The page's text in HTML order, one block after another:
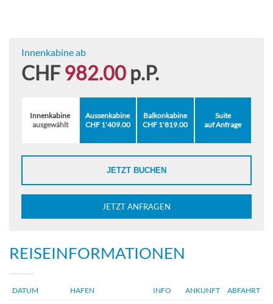
Innenkabine ab
CHF982.00 p.P.
Innenkabine
ausgewählt
Aussenkabine
CHF 1'409.00
Balkonkabine
CHF 1'819.00
Suite
auf Anfrage
JETZT BUCHEN
JETZT ANFRAGEN
REISEINFORMATIONEN
DATUM HAFEN INFO ANKUNFT ABFAHRT